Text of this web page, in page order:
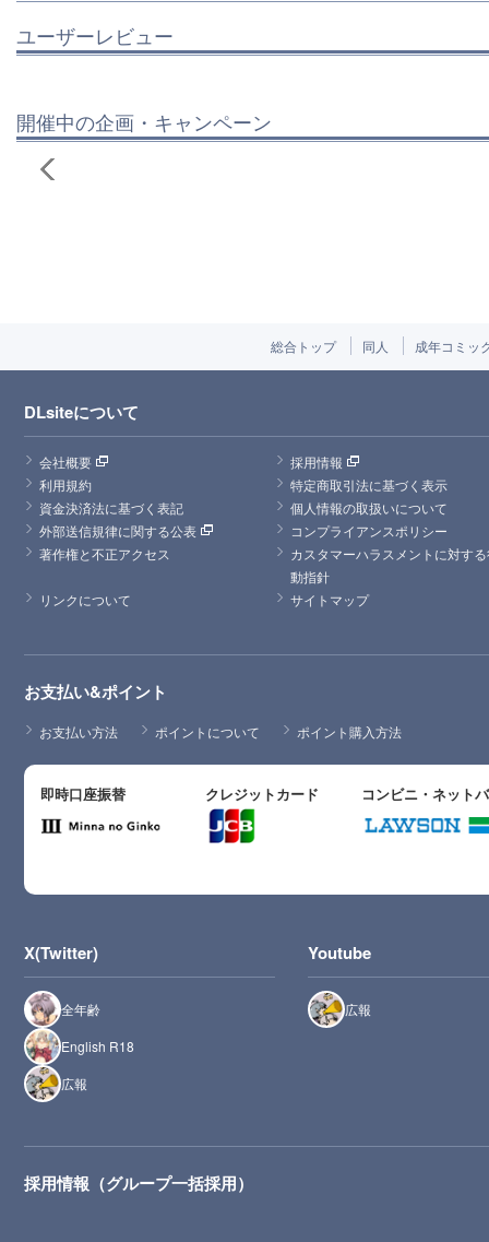
ユーザーレビュー
開催中の企画・キャンペーン
総合トップ 同人 成年コミッ
DLsiteについて
会社概要
採用情報
利用規約
特定商取引法に基づく表示
資金決済法に基づく表記
個人情報の取扱いについて
外部送信規律に関する公表
コンプライアンスポリシー
著作権と不正アクセス
カスタマーハラスメントに対す
動指針
リンクについて
サイトマップ
お支払い&ポイント
お支払い方法 ポイントについて ポイント購入方法
即時口座振替 クレジットカード コンビニ・ネット
X(Twitter)
全年齢
English R18
広報
Youtube
広報
採用情報（グループ一括採用）